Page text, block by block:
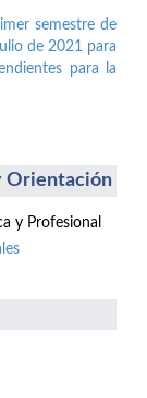
semestre de
de 2021 para
para la
Orientación
y Profesional